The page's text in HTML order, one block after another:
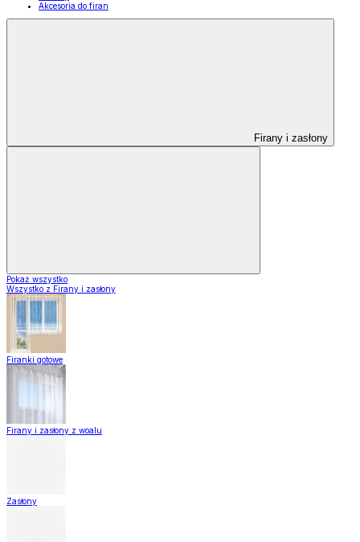
Akcesoria do firan
Firany i zasłony
Pokaż wszystko
Wszystko z Firany i zasłony
Firanki gotowe
Firany i zasłony z woalu
Zasłony